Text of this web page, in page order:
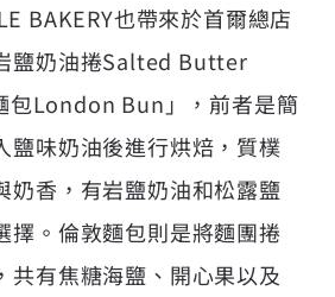
BAKERY也帶來於首爾總店
鹽奶油捲Salted Butter
包London Bun」，前者是簡
鹽味奶油後進行烘焙，質樸
奶香，有岩鹽奶油和松露鹽
擇。倫敦麵包則是將麵團捲
共有焦糖海鹽、開心果以及